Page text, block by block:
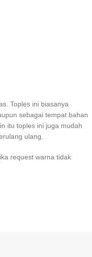
Toples ini biasanya
sebagai tempat bahan
itu toples ini juga mudah
ulang.
request warna tidak